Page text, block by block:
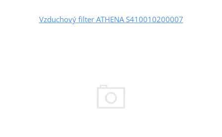
Vzduchový filter ATHENA S410010200007